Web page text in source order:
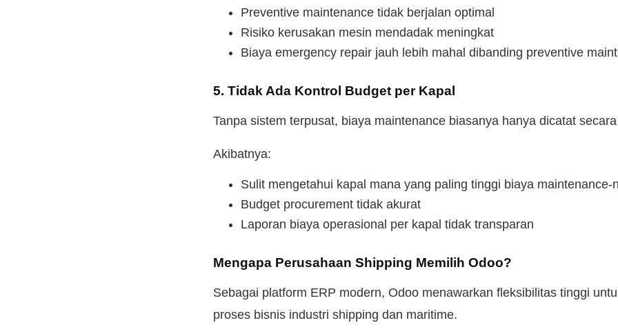
Preventive maintenance tidak berjalan optimal
Risiko kerusakan mesin mendadak meningkat
Biaya emergency repair jauh lebih mahal dibanding preventive
5. Tidak Ada Kontrol Budget per Kapal
Tanpa sistem terpusat, biaya maintenance biasanya hanya dicatat
Akibatnya:
Sulit mengetahui kapal mana yang paling tinggi biaya maintenance-
Budget procurement tidak akurat
Laporan biaya operasional per kapal tidak transparan
Mengapa Perusahaan Shipping Memilih Odoo?
Sebagai platform ERP modern, Odoo menawarkan fleksibilitas tinggi
proses bisnis industri shipping dan maritime.